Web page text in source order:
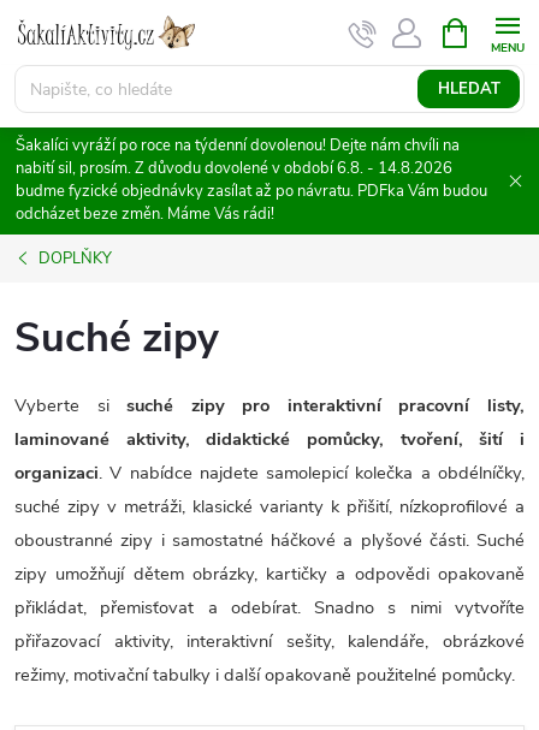
Přejít
obsah
HLEDAT
NÁKUPNÍ
KOŠÍK
Šakalíci vyráží po roce na týdenní dovolenou! Dejte nám chvíli na
nabití sil, prosím. Z důvodu dovolené v období 6.8. - 14.8.2026
budme fyzické objednávky zasílat až po návratu. PDFka Vám budou
odcházet beze změn. Máme Vás rádi!
DOPLŇKY
Suché zipy
Vyberte sisuché zipy pro interaktivní pracovní listy,
laminované aktivity, didaktické pomůcky, tvoření, šití i
organizaci. V nabídce najdete samolepicí kolečka a obdélníčky,
suché zipy v metráži, klasické varianty k přišití, nízkoprofilové a
oboustranné zipy i samostatné háčkové a plyšové části. Suché
zipy umožňují dětem obrázky, kartičky a odpovědi opakovaně
přikládat, přemisťovat a odebírat. Snadno s nimi vytvoříte
přiřazovací aktivity, interaktivní sešity, kalendáře, obrázkové
režimy, motivační tabulky i další opakovaně použitelné pomůcky.